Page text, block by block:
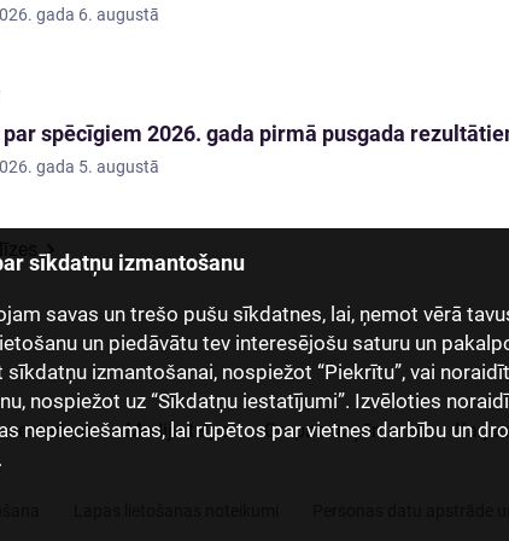
sīkdatņu izmantošanu
savas un trešo pušu sīkdatnes, lai, ņemot vērā
un piedāvātu tev interesējošu saturu un
sīkdatņu izmantošanai, nospiežot “Piekrītu”, vai
nospiežot uz “Sīkdatņu iestatījumi”. Izvēloties
nepieciešamas, lai rūpētos par vietnes darbību un
gada 6. augustā
spēcīgiem 2026. gada pirmā pusgada
gada 5. augustā
Mediju telpa Grupas uzņēmumi